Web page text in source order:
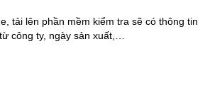
tải lên phần mềm kiểm tra sẽ có thông tin
công ty, ngày sản xuất,…